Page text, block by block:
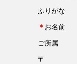
ふりがな
＊ お名前
ご所属
〒